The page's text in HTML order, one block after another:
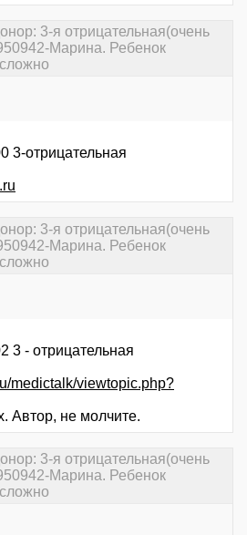
3-я отрицательная(очень
Марина. Ребенок
3-отрицательная
3-я отрицательная(очень
Марина. Ребенок
3 - отрицательная
medictalk/viewtopic.php?
Автор, не молчите.
3-я отрицательная(очень
Марина. Ребенок